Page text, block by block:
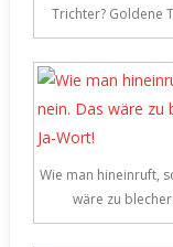
Trichter? Goldene
Wie man hineinruft,
wäre zu